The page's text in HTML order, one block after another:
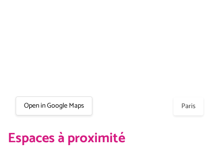
Open in Google Maps Paris
Espaces à proximité